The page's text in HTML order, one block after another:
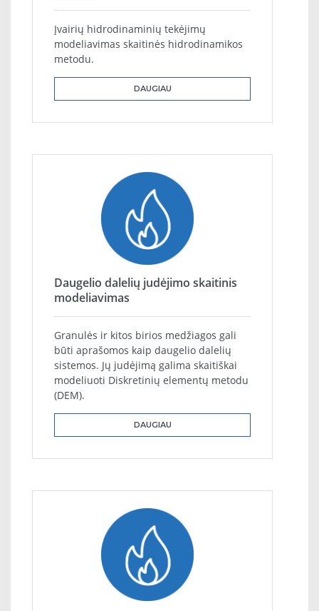
Įvairių hidrodinaminių tekėjimų
modeliavimas skaitinės hidrodinamikos
metodu.
DAUGIAU
Daugelio dalelių judėjimo skaitinis
modeliavimas
Granulės ir kitos birios medžiagos gali
būti aprašomos kaip daugelio dalelių
sistemos. Jų judėjimą galima skaitiškai
modeliuoti Diskretinių elementų metodu
(DEM).
DAUGIAU